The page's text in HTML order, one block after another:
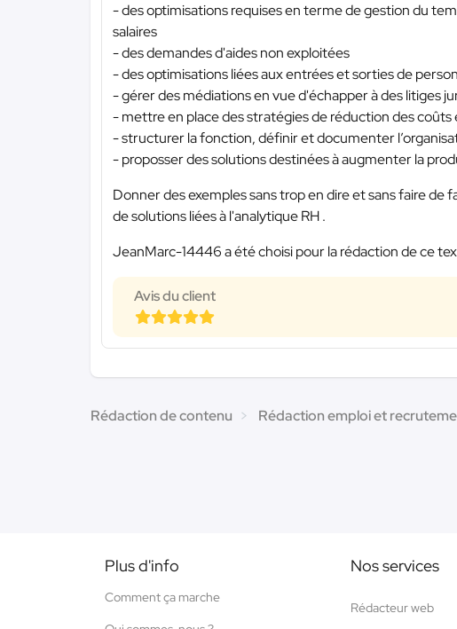
- des optimisations requises en terme de gestion du
salaires
- des demandes d'aides non exploitées
- des optimisations liées aux entrées et sorties de
- gérer des médiations en vue d'échapper à des litiges
- mettre en place des stratégies de réduction des
- structurer la fonction, définir et documenter
- proposser des solutions destinées à augmenter la
Donner des exemples sans trop en dire et sans faire
de solutions liées à l'analytique RH .
JeanMarc-14446 a été choisi pour la rédaction de ce
Avis du client
Rédaction de contenu Rédaction emploi et
Plus d'info
Comment ça marche
Nos services
Rédacteur web